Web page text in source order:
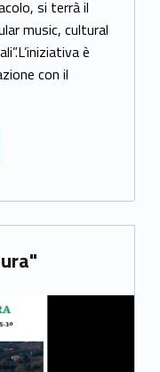
si terrà il
music, cultural
è
con il